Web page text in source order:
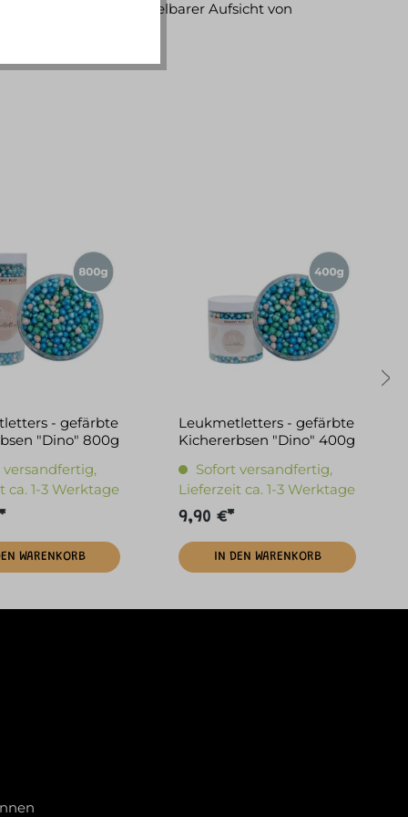
unter unmittelbarer Aufsicht von
- gefärbte
"Dino" 800g
versandfertig,
ca. 1-3 Werktage
WARENKORB
Leukmetletters - gefärbte
Kichererbsen "Dino" 400g
Sofort versandfertig,
Lieferzeit ca. 1-3 Werktage
9,90 €*
IN DEN WARENKORB